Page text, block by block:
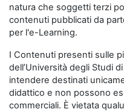
natura che soggetti terzi
contenuti pubblicati da
per l'e-Learning.
I Contenuti presenti sulle
dell’Università degli Studi
intendere destinati
didattico e non possono
commerciali. È vietata